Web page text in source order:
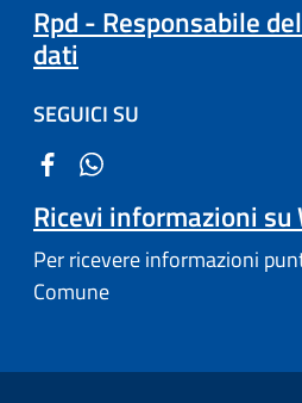
Rpd - Responsabile
dati
SEGUICI SU
Ricevi informazioni su
Per ricevere informazioni
Comune